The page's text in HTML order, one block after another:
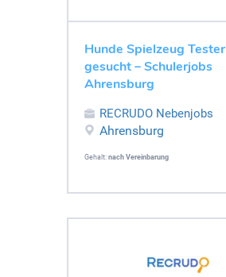
Hunde Spielzeug Tester
gesucht – Schulerjobs
Ahrensburg
RECRUDO Nebenjobs
Ahrensburg
Gehalt: nach Vereinbarung